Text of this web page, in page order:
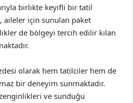
birlikte keyifli bir tatil
aileler için sunulan paket
de bölgeyi tercih edilir kılan
olarak hem tatilciler hem de
bir deneyim sunmaktadır.
ve sunduğu